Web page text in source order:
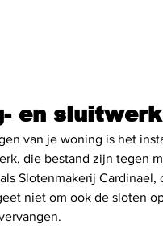
en sluitwerk
van je woning is het
die bestand zijn tegen
Slotenmakerij
niet om ook de sloten